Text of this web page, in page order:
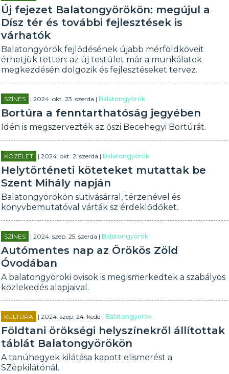
Új fejezet Balatongyörökön: megújul a
Dísz tér és további fejlesztések is
várhatók
Balatongyörök fejlődésének újabb mérföldköveit
érhetjük tetten: az új testület már a munkálatok
megkezdésén dolgozik és fejlesztéseket tervez.
SZÍNES | 2024. okt. 23. szerda |Balatongyörök
Bortúra a fenntarthatóság jegyében
Idén is megszervezték az őszi Becehegyi Bortúrát.
KÖZÉLET | 2024. okt. 2. szerda |Balatongyörök
Helytörténeti köteteket mutattak be
Szent Mihály napján
Balatongyörökön sütivásárral, térzenével és
könyvbemutatóval várták sz érdeklődőket.
SZÍNES | 2024. szep. 25. szerda |Balatongyörök
Autómentes nap az Örökös Zöld
Óvodában
A balatongyöröki ovisok is megismerkedtek a szabályos
közlekedés alapjaival.
KULTÚRA | 2024. szep. 24. kedd |Balatongyörök
Földtani örökségi helyszínekről állítottak
táblát Balatongyörökön
A tanúhegyek kilátása kapott elismerést a
SZépkilátónál.